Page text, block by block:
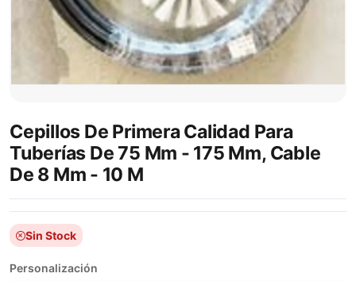
Cepillos De Primera Calidad Para
Tuberías De 75 Mm - 175 Mm, Cable
De 8 Mm - 10 M
Sin Stock
Personalización